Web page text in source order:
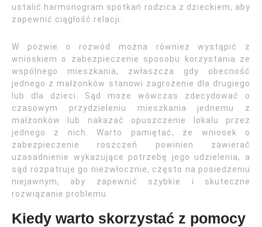
ustalić harmonogram spotkań rodzica z dzieckiem, aby
zapewnić ciągłość relacji.
W pozwie o rozwód można również wystąpić z
wnioskiem o zabezpieczenie sposobu korzystania ze
wspólnego mieszkania, zwłaszcza gdy obecność
jednego z małżonków stanowi zagrożenie dla drugiego
lub dla dzieci. Sąd może wówczas zdecydować o
czasowym przydzieleniu mieszkania jednemu z
małżonków lub nakazać opuszczenie lokalu przez
jednego z nich. Warto pamiętać, że wniosek o
zabezpieczenie roszczeń powinien zawierać
uzasadnienie wykazujące potrzebę jego udzielenia, a
sąd rozpatruje go niezwłocznie, często na posiedzeniu
niejawnym, aby zapewnić szybkie i skuteczne
rozwiązanie problemu.
Kiedy warto skorzystać z pomocy